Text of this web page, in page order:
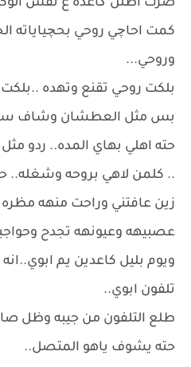
صرت اظلن گاعده ع نفس
كمت احاچي روحي بحچياياته
وروحي...
بلكت روحي تقنع وتهده
بس مثل العطشان وشاف
حته اهلي بهاي المده.. ردو
.. كلمن لاهي بروحه
زين عافتني وراحت منهه
عصبيهه وعيونهه تجدح
ويوم بليل كاعدين يم
تلفون ابوي..
طلع التلفون من جيبه وظل
حته يشوف ياهو المتصل..